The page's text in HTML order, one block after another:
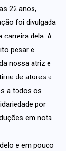
22 anos,
foi divulgada
carreira dela. A
pesar e
nossa atriz e
de atores e
a todos os
por
em nota
e em pouco